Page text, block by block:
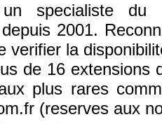
un specialiste
2001.
verifier la
de 16 extensions
plus rares
(reserves aux